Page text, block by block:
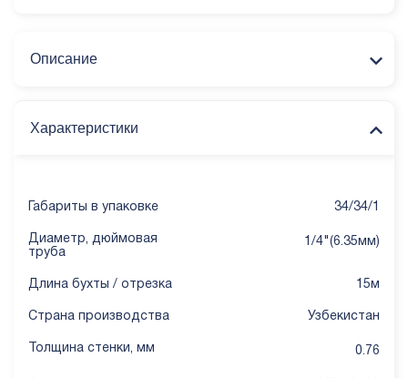
Описание
Характеристики
Габариты в упаковке 34/34/1
Диаметр, дюймовая
труба
1/4"(6.35мм)
Длина бухты / отрезка 15м
Страна производства Узбекистан
Толщина стенки, мм 0.76